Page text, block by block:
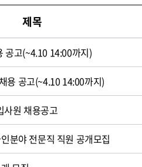
제목
공고(~4.10 14:00까지)
용 공고(~4.10 14:00까지)
사원 채용공고
분야 전문직 직원 공개모집